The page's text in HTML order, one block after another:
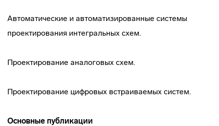
Автоматические и автоматизированные системы
проектирования интегральных схем.
Проектирование аналоговых схем.
Проектирование цифровых встраиваемых систем.
Основные публикации